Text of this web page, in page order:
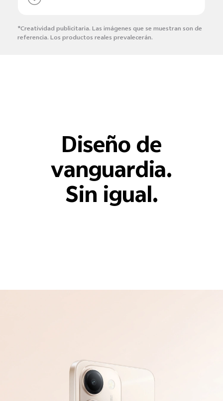
*Creatividad publicitaria. Las imágenes que se muestran son de
referencia. Los productos reales prevalecerán.
Diseño de
vanguardia.
Sin igual.